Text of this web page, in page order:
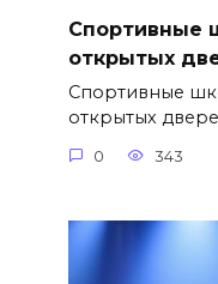
Спортивные
открытых
Спортивные
открытых
0 343